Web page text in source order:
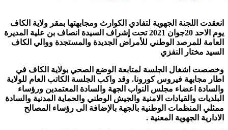
انعقدت اللجنة الجهوية لتفادي الكوارث ومجابهتها بمقر ولاية الكاف
يوم الاحد 20جوان 2021 تحت إشراف السيدة انصاف بن علية المديرة
العامة للمرصد الوطني للأمراض الجديدة والمستجدة ووالي الكاف
السيد مختار النفزي
وخصصت اشغال الجلسة لمتابعة الوضع الصحي بولاية الكاف في
اطار مجابهة فيروس كورونا. وقد واكب الجلسة الكاتب العام للولاية
والسادة اعضاء مجلس النواب الجهة والسادة المعتمدين ورؤساء
البلديات والقيادات الامنية والجيش الوطني والحماية المدنية والسادة
ممثلي المنظمات الوطنية بالجهة بالإضافة الى رؤساء المصالح
الادارية الجهوية المعنية .